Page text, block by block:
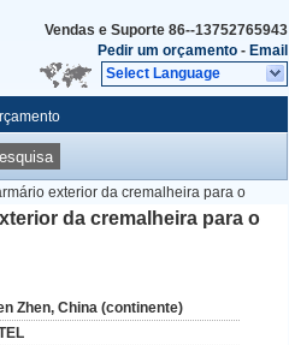
Vendas e Suporte 86--13752765943
Pedir um orçamento - Email
Select Language
exterior da cremalheira para o
da cremalheira para o
Zhen, China (continente)